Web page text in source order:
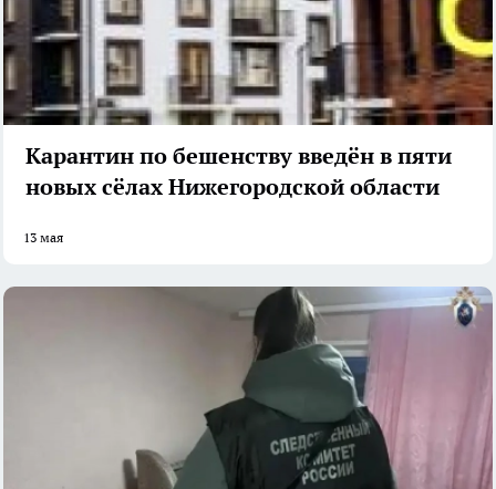
Карантин по бешенству введён в пяти
новых сёлах Нижегородской области
13 мая